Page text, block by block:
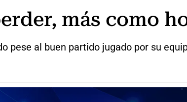
más como
pese al buen partido jugado por su